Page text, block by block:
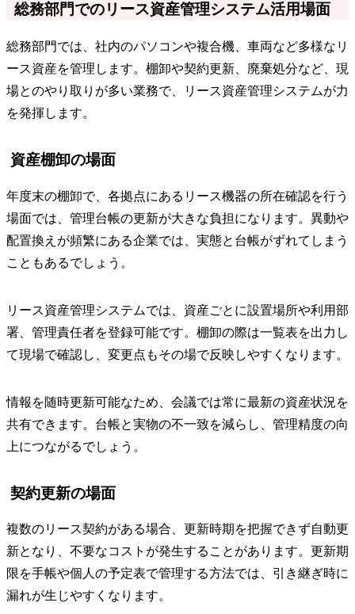
総務部門でのリース資産管理システム活用場面
総務部門では、社内のパソコンや複合機、車両など多様なリ
ース資産を管理します。棚卸や契約更新、廃棄処分など、現
場とのやり取りが多い業務で、リース資産管理システムが力
を発揮します。
資産棚卸の場面
年度末の棚卸で、各拠点にあるリース機器の所在確認を行う
場面では、管理台帳の更新が大きな負担になります。異動や
配置換えが頻繁にある企業では、実態と台帳がずれてしまう
こともあるでしょう。
リース資産管理システムでは、資産ごとに設置場所や利用部
署、管理責任者を登録可能です。棚卸の際は一覧表を出力し
て現場で確認し、変更点もその場で反映しやすくなります。
情報を随時更新可能なため、会議では常に最新の資産状況を
共有できます。台帳と実物の不一致を減らし、管理精度の向
上につながるでしょう。
契約更新の場面
複数のリース契約がある場合、更新時期を把握できず自動更
新となり、不要なコストが発生することがあります。更新期
限を手帳や個人の予定表で管理する方法では、引き継ぎ時に
漏れが生じやすくなります。